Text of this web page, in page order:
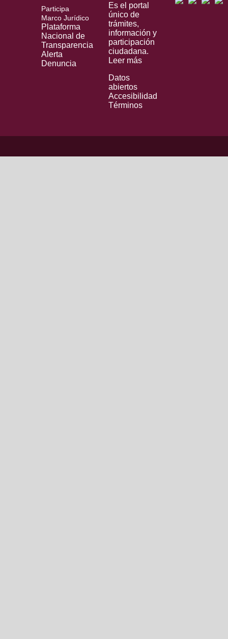
Participa
Marco Jurídico
Plataforma
Nacional de
Transparencia
Alerta
Denuncia
Es el portal
único de
trámites,
información y
participación
ciudadana.
Leer más
Datos
abiertos
Accesibilidad
Términos